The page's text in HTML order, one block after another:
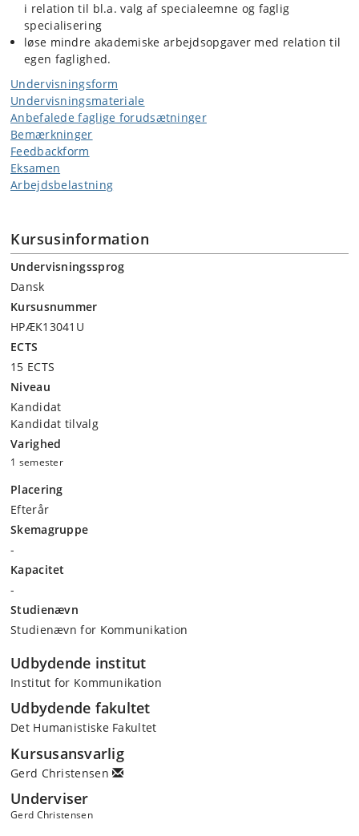
i relation til bl.a. valg af specialeemne og faglig
specialisering
løse mindre akademiske arbejdsopgaver med relation til
egen faglighed.
Undervisningsform
Undervisningsmateriale
Anbefalede faglige forudsætninger
Bemærkninger
Feedbackform
Eksamen
Arbejdsbelastning
Kursusinformation
Undervisningssprog
Dansk
Kursusnummer
HPÆK13041U
ECTS
15 ECTS
Niveau
Kandidat
Kandidat tilvalg
Varighed
1 semester
Placering
Efterår
Skemagruppe
-
Kapacitet
-
Studienævn
Studienævn for Kommunikation
Udbydende institut
Institut for Kommunikation
Udbydende fakultet
Det Humanistiske Fakultet
Kursusansvarlig
Gerd Christensen
Underviser
Gerd Christensen